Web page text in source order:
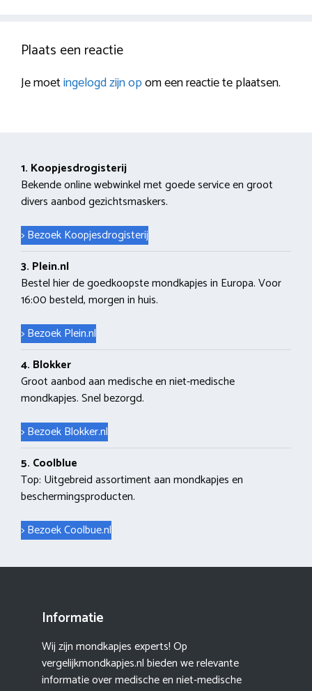
Plaats een reactie
Je moetingelogd zijn opom een reactie te plaatsen.
1. Koopjesdrogisterij
Bekende online webwinkel met goede service en groot
divers aanbod gezichtsmaskers.
> Bezoek Koopjesdrogisterij
3. Plein.nl
Bestel hier de goedkoopste mondkapjes in Europa. Voor
16:00 besteld, morgen in huis.
> Bezoek Plein.nl
4. Blokker
Groot aanbod aan medische en niet-medische
mondkapjes. Snel bezorgd.
> Bezoek Blokker.nl
5. Coolblue
Top: Uitgebreid assortiment aan mondkapjes en
beschermingsproducten.
> Bezoek Coolbue.nl
Informatie
Wij zijn mondkapjes experts! Op
vergelijkmondkapjes.nl bieden we relevante
informatie over medische en niet-medische